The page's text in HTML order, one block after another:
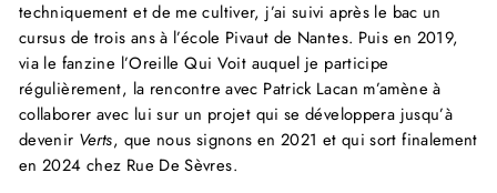
techniquement et de me cultiver, j’ai suivi après le bac un
cursus de trois ans à l’école Pivaut de Nantes. Puis en 2019,
via le fanzine l’Oreille Qui Voit auquel je participe
régulièrement, la rencontre avec Patrick Lacan m’amène à
collaborer avec lui sur un projet qui se développera jusqu’à
devenir Verts, que nous signons en 2021 et qui sort finalement
en 2024 chez Rue De Sèvres.